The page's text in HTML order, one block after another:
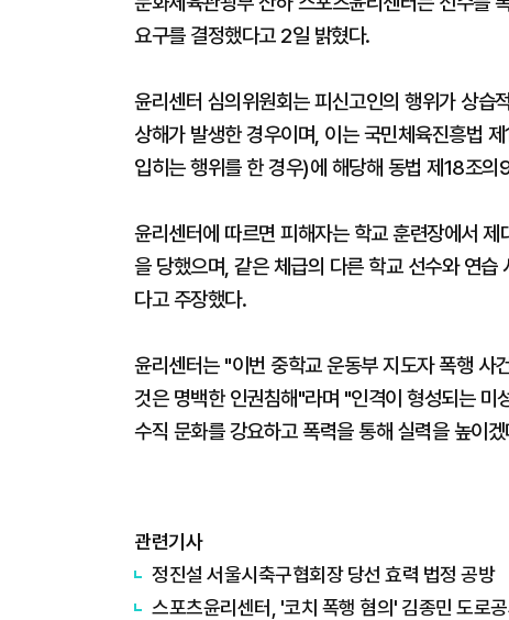
요구를 결정했다고 2일 밝혔다.
윤리센터 심의위원회는 피신고인의 행위가 상습
상해가 발생한 경우이며, 이는 국민체육진흥법
입히는 행위를 한 경우)에 해당해 동법 제18조
윤리센터에 따르면 피해자는 학교 훈련장에서
을 당했으며, 같은 체급의 다른 학교 선수와 연
다고 주장했다.
윤리센터는 "이번 중학교 운동부 지도자 폭행 사
것은 명백한 인권침해"라며 "인격이 형성되는
수직 문화를 강요하고 폭력을 통해 실력을 높이
관련기사
정진설 서울시축구협회장 당선 효력 법정 공방
스포츠윤리센터, '코치 폭행 혐의' 김종민 도로